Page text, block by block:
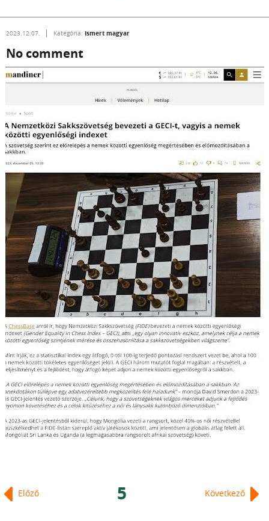
2023.12.07. Kategória: Ismert magyar
No comment
Előző Következő
5